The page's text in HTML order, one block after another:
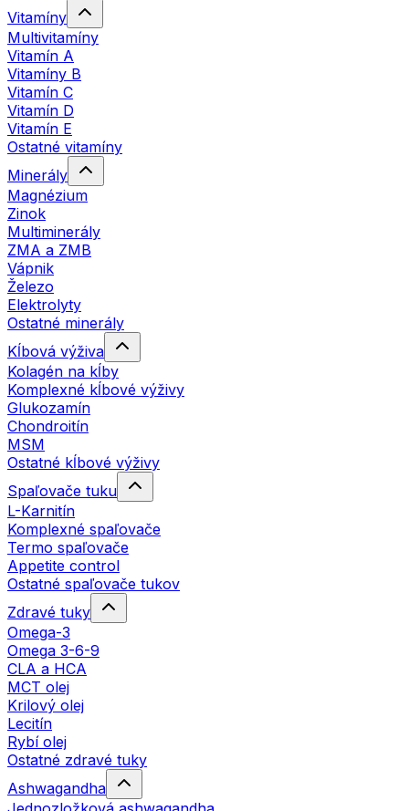
Vitamíny
Multivitamíny
Vitamín A
Vitamíny B
Vitamín C
Vitamín D
Vitamín E
Ostatné vitamíny
Minerály
Magnézium
Zinok
Multiminerály
ZMA a ZMB
Vápnik
Železo
Elektrolyty
Ostatné minerály
Kĺbová výživa
Kolagén na kĺby
Komplexné kĺbové výživy
Glukozamín
Chondroitín
MSM
Ostatné kĺbové výživy
Spaľovače tuku
L-Karnitín
Komplexné spaľovače
Termo spaľovače
Appetite control
Ostatné spaľovače tukov
Zdravé tuky
Omega-3
Omega 3-6-9
CLA a HCA
MCT olej
Krilový olej
Lecitín
Rybí olej
Ostatné zdravé tuky
Ashwagandha